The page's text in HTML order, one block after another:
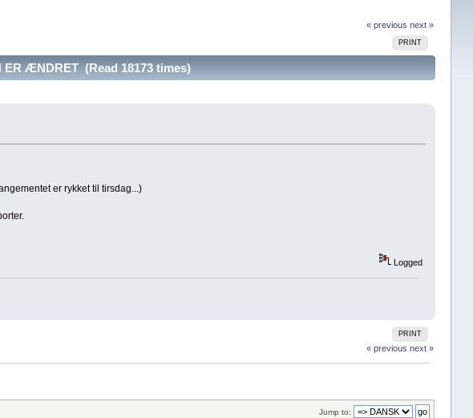
« previous next »
PRINT
ER ÆNDRET (Read 18173 times)
er rykket til tirsdag...)
Logged
PRINT
« previous next »
Jump to: